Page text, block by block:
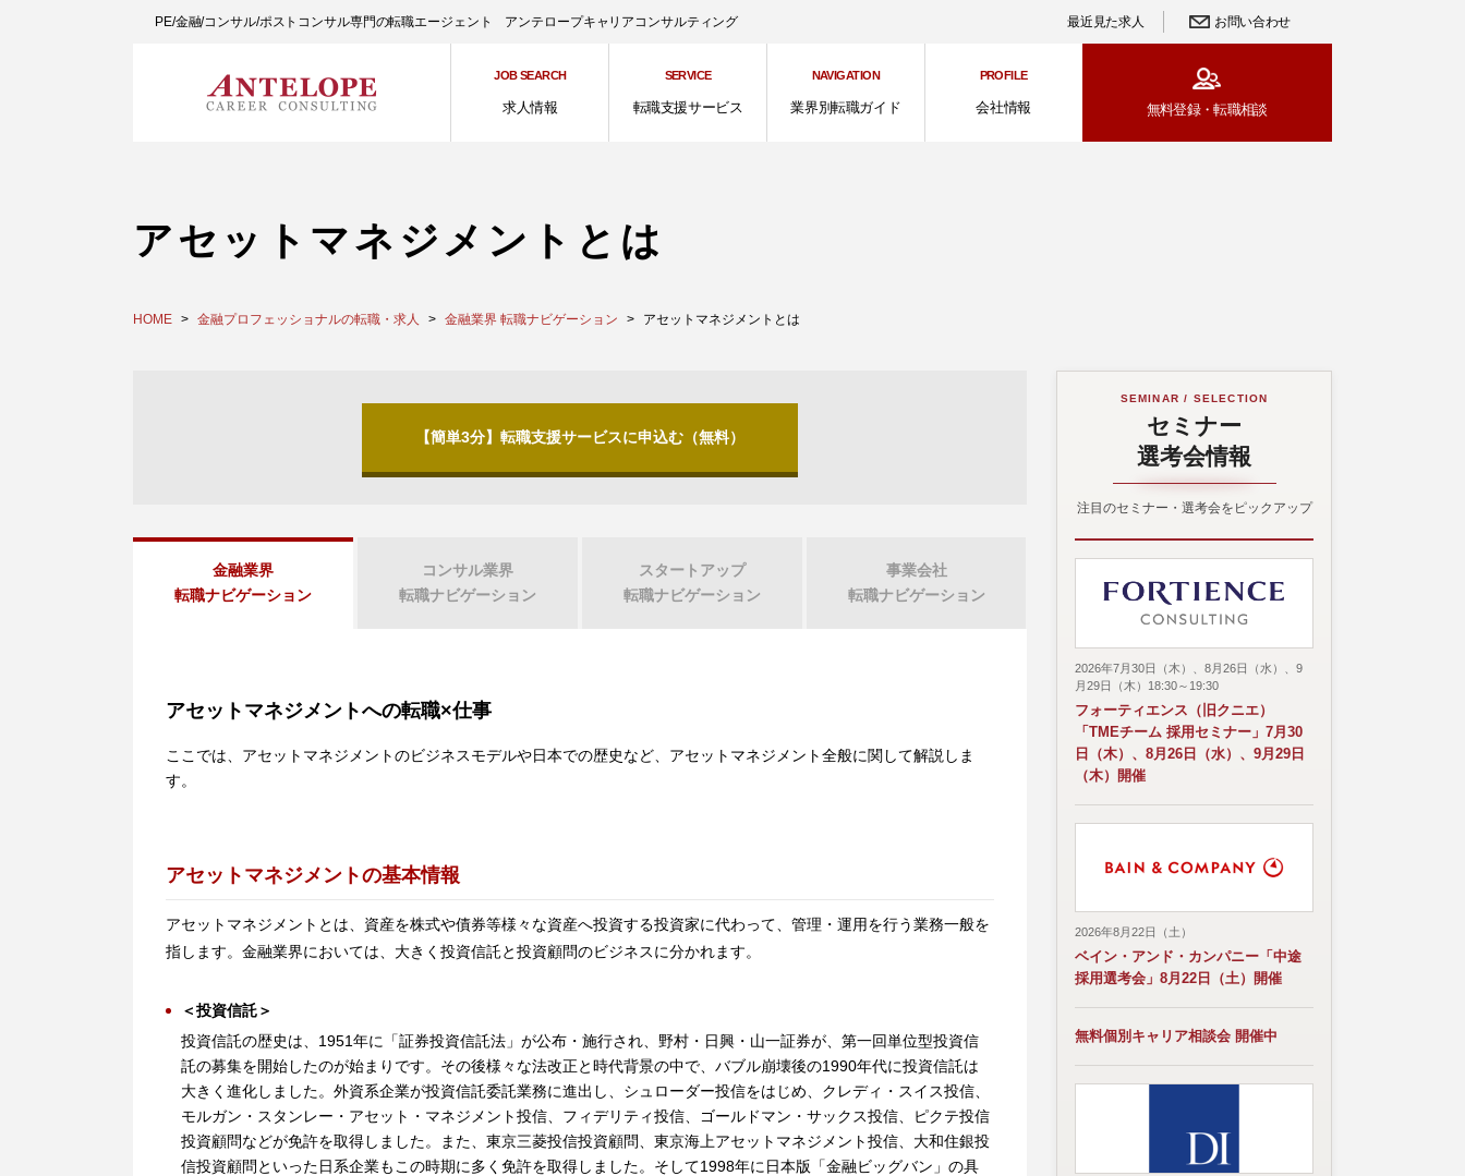
PE/金融/コンサル/ポストコンサル専門の転職エージェント アンテロープキャリアコンサルティング 最近見た求人 お問い合わせ
JOB SEARCH
求人情報
SERVICE
転職支援サービス
NAVIGATION
業界別転職ガイド
PROFILE
会社情報 無料登録・転職相談
アセットマネジメントとは
HOME 金融プロフェッショナルの転職・求人 金融業界 転職ナビゲーション アセットマネジメントとは
【簡単3分】転職支援サービスに申込む（無料）
金融業界
転職ナビゲーション
コンサル業界
転職ナビゲーション
スタートアップ
転職ナビゲーション
事業会社
転職ナビゲーション
アセットマネジメントへの転職×仕事
ここでは、アセットマネジメントのビジネスモデルや日本での歴史など、アセットマネジメント全般に関して解説しま
す。
アセットマネジメントの基本情報
アセットマネジメントとは、資産を株式や債券等様々な資産へ投資する投資家に代わって、管理・運用を行う業務一般を
指します。金融業界においては、大きく投資信託と投資顧問のビジネスに分かれます。
＜投資信託＞
投資信託の歴史は、1951年に「証券投資信託法」が公布・施行され、野村・日興・山一証券が、第一回単位型投資信
託の募集を開始したのが始まりです。その後様々な法改正と時代背景の中で、バブル崩壊後の1990年代に投資信託は
大きく進化しました。外資系企業が投資信託委託業務に進出し、シュローダー投信をはじめ、クレディ・スイス投信、
モルガン・スタンレー・アセット・マネジメント投信、フィデリティ投信、ゴールドマン・サックス投信、ピクテ投信
投資顧問などが免許を取得しました。また、東京三菱投信投資顧問、東京海上アセットマネジメント投信、大和住銀投
信投資顧問といった日系企業もこの時期に多く免許を取得しました。そして1998年に日本版「金融ビッグバン」の具
SEMINAR / SELECTION
セミナー
選考会情報
注目のセミナー・選考会をピックアップ
2026年7月30日（木）、8月26日（水）、9
月29日（木）18:30～19:30
フォーティエンス（旧クニエ）
「TMEチーム 採用セミナー」7月30
日（木）、8月26日（水）、9月29日
（木）開催
2026年8月22日（土）
ベイン・アンド・カンパニー「中途
採用選考会」8月22日（土）開催
無料個別キャリア相談会 開催中